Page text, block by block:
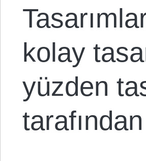
kolay
yüzden